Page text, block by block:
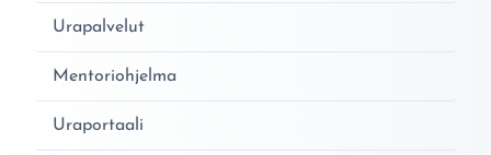
Urapalvelut
Mentoriohjelma
Uraportaali